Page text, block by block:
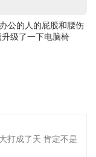
公的人的屁股和腰伤
级了一下电脑椅
打成了天 肯定不是